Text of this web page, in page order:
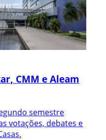
CMM e Aleam
semestre
votações, debates e